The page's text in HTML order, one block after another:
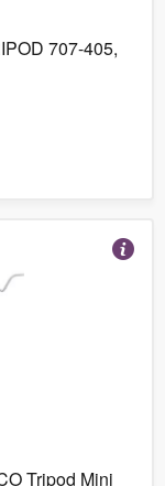
707-405,
Tripod Mini